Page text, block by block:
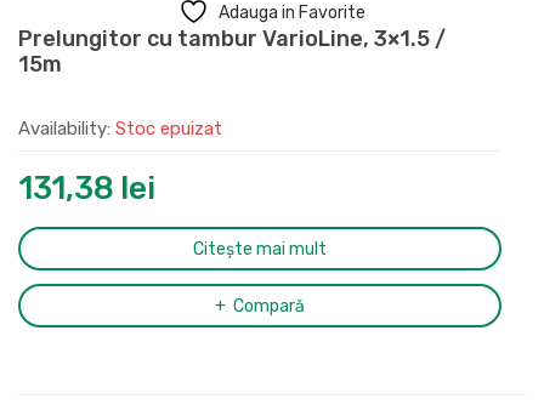
Adauga in Favorite
Prelungitor cu tambur VarioLine, 3×1.5 /
15m
Availability: Stoc epuizat
131,38 lei
Citește mai mult
Compară